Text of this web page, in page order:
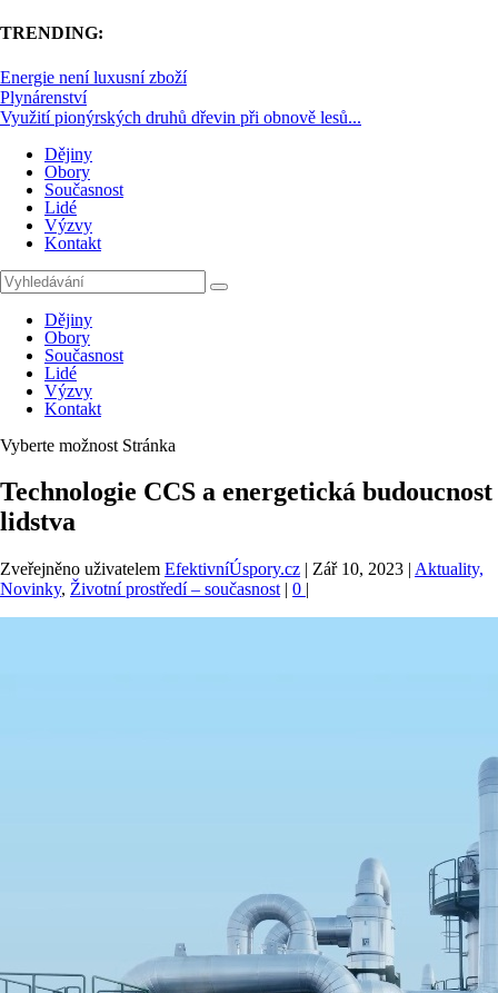
TRENDING:
Energie není luxusní zboží
Plynárenství
Využití pionýrských druhů dřevin při obnově lesů...
Dějiny
Obory
Současnost
Lidé
Výzvy
Kontakt
Dějiny
Obory
Současnost
Lidé
Výzvy
Kontakt
Vyberte možnost Stránka
Technologie CCS a energetická budoucnost
lidstva
Zveřejněno uživatelem EfektivníÚspory.cz | Zář 10, 2023 | Aktuality,
Novinky, Životní prostředí – současnost | 0 |